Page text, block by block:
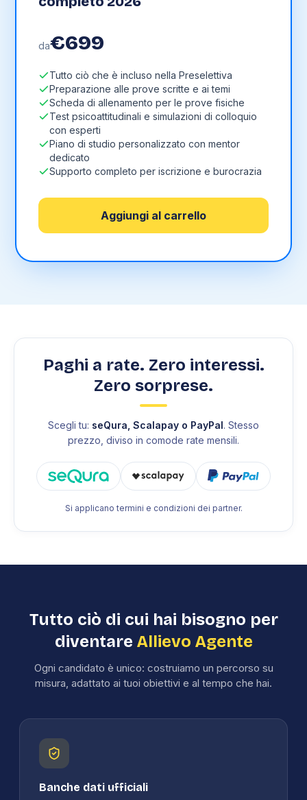
da€699
Tutto ciò che è incluso nella Preselettiva
Preparazione alle prove scritte e ai temi
Scheda di allenamento per le prove fisiche
Test psicoattitudinali e simulazioni di colloquio
con esperti
Piano di studio personalizzato con mentor
dedicato
Supporto completo per iscrizione e burocrazia
Aggiungi al carrello
Paghi a rate. Zero interessi.
Zero sorprese.
Scegli tu: seQura, Scalapay o PayPal. Stesso
prezzo, diviso in comode rate mensili.
Si applicano termini e condizioni dei partner.
Tutto ciò di cui hai bisogno per
diventare Allievo Agente
Ogni candidato è unico: costruiamo un percorso su
misura, adattato ai tuoi obiettivi e al tempo che hai.
Banche dati ufficiali